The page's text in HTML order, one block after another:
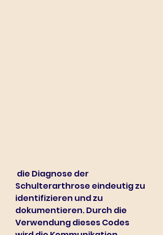
Schulterarthrose eindeutig zu
identifizieren und zu
dokumentieren. Durch die
Verwendung dieses Codes